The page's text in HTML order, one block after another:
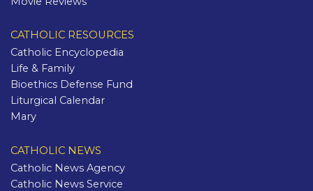
CATHOLIC RESOURCES
Catholic Encyclopedia
Life & Family
Bioethics Defense Fund
Liturgical Calendar
Mary
CATHOLIC NEWS
Catholic News Agency
Catholic News Service